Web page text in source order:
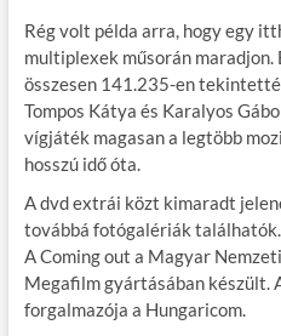
Rég volt példa arra, hogy egy
multiplexek műsorán
összesen 141.235-en
Tompos Kátya és Karalyos
vígjáték magasan a legtöbb
hosszú idő óta.
A dvd extrái közt kimaradt
továbbá fotógalériák találhatók.
A Coming out a Magyar
Megafilm gyártásában készült.
forgalmazója a Hungaricom.